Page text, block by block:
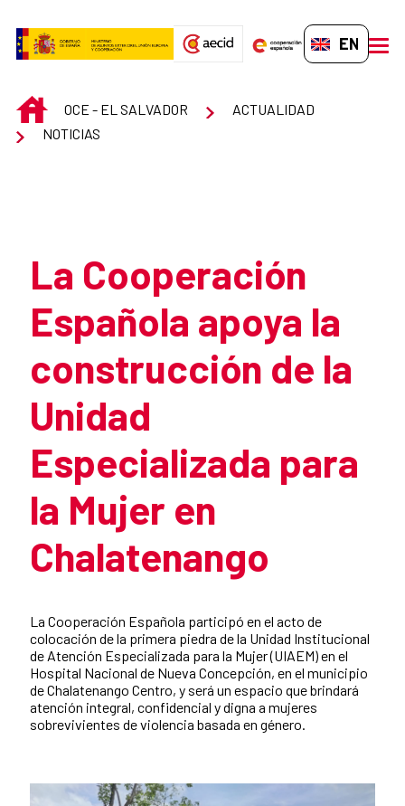
EN-GB
INICIOOCE - EL SALVADOR
ACTUALIDAD
NOTICIAS
La Cooperación
Española apoya la
construcción de la
Unidad
Especializada para
la Mujer en
Chalatenango
La Cooperación Española participó en el acto de
colocación de la primera piedra de la Unidad Institucional
de Atención Especializada para la Mujer (UIAEM) en el
Hospital Nacional de Nueva Concepción, en el municipio
de Chalatenango Centro, y será un espacio que brindará
atención integral, confidencial y digna a mujeres
sobrevivientes de violencia basada en género.